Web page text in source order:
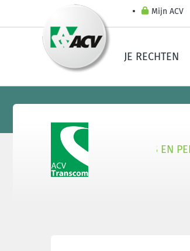
Mijn ACV
JE RECHTEN
SECTOREN NIEUWS EN